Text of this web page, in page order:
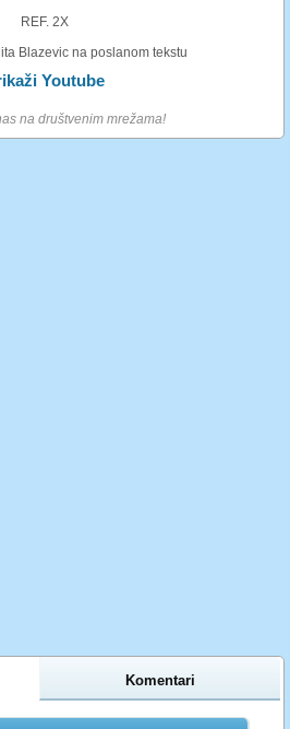
REF. 2X
Blazevic na poslanom tekstu
Youtube
na društvenim mrežama!
Komentari